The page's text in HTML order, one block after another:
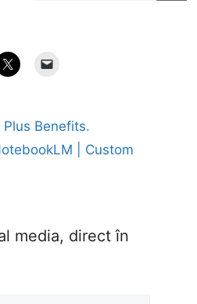
Benefits.
| Custom
media, direct în